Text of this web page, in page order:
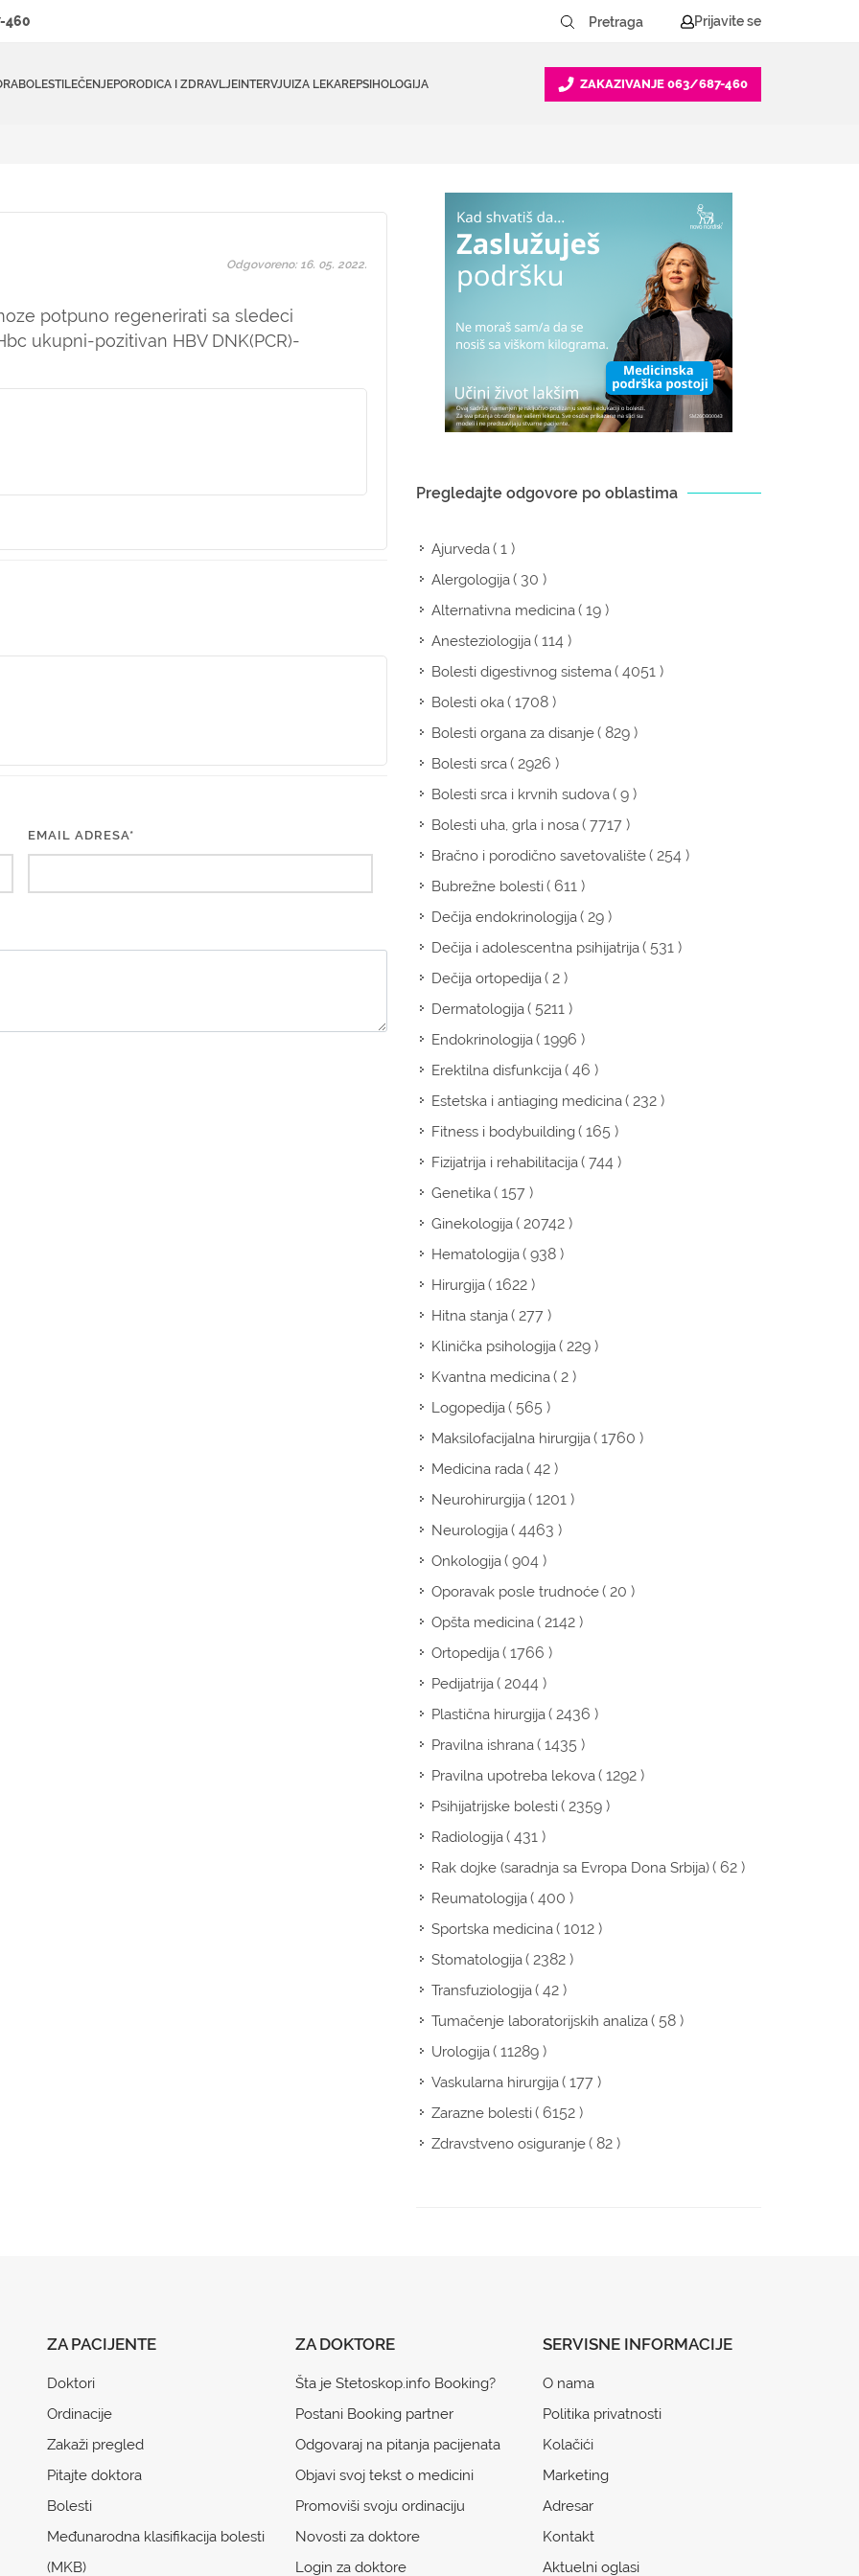
460 Prijavite se
BOLESTILEČENJEPORODICA I ZDRAVLJEINTERVJUIZA LEKAREPSIHOLOGIJA ZAKAZIVANJE 063/687-460
potpuno regenerirati sa sledeci
ukupni-pozitivan HBV DNK(PCR)-
Odgovoreno: 16. 05. 2022.
EMAIL ADRESA*
Pregledajte odgovore po oblastima
Ajurveda( 1 )
Alergologija( 30 )
Alternativna medicina( 19 )
Anesteziologija( 114 )
Bolesti digestivnog sistema( 4051 )
Bolesti oka( 1708 )
Bolesti organa za disanje( 829 )
Bolesti srca( 2926 )
Bolesti srca i krvnih sudova( 9 )
Bolesti uha, grla i nosa( 7717 )
Bračno i porodično savetovalište( 254 )
Bubrežne bolesti( 611 )
Dečija endokrinologija( 29 )
Dečija i adolescentna psihijatrija( 531 )
Dečija ortopedija( 2 )
Dermatologija( 5211 )
Endokrinologija( 1996 )
Erektilna disfunkcija( 46 )
Estetska i antiaging medicina( 232 )
Fitness i bodybuilding( 165 )
Fizijatrija i rehabilitacija( 744 )
Genetika( 157 )
Ginekologija( 20742 )
Hematologija( 938 )
Hirurgija( 1622 )
Hitna stanja( 277 )
Klinička psihologija( 229 )
Kvantna medicina( 2 )
Logopedija( 565 )
Maksilofacijalna hirurgija( 1760 )
Medicina rada( 42 )
Neurohirurgija( 1201 )
Neurologija( 4463 )
Onkologija( 904 )
Oporavak posle trudnoće( 20 )
Opšta medicina( 2142 )
Ortopedija( 1766 )
Pedijatrija( 2044 )
Plastična hirurgija( 2436 )
Pravilna ishrana( 1435 )
Pravilna upotreba lekova( 1292 )
Psihijatrijske bolesti( 2359 )
Radiologija( 431 )
Rak dojke (saradnja sa Evropa Dona Srbija)( 62 )
Reumatologija( 400 )
Sportska medicina( 1012 )
Stomatologija( 2382 )
Transfuziologija( 42 )
Tumačenje laboratorijskih analiza( 58 )
Urologija( 11289 )
Vaskularna hirurgija( 177 )
Zarazne bolesti( 6152 )
Zdravstveno osiguranje( 82 )
ZA PACIJENTE
Doktori
Ordinacije
Zakaži pregled
Pitajte doktora
Bolesti
Međunarodna klasifikacija bolesti
(MKB)
ZA DOKTORE
Šta je Stetoskop.info Booking?
Postani Booking partner
Odgovaraj na pitanja pacijenata
Objavi svoj tekst o medicini
Promoviši svoju ordinaciju
Novosti za doktore
Login za doktore
SERVISNE INFORMACIJE
O nama
Politika privatnosti
Kolačići
Marketing
Adresar
Kontakt
Aktuelni oglasi